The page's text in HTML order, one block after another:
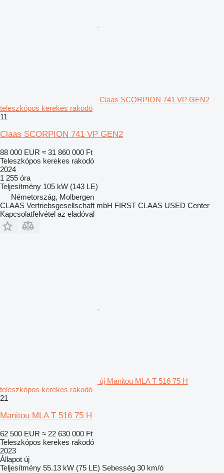
Claas SCORPION 741 VP GEN2
teleszkópos kerekes rakodó
11
Claas SCORPION 741 VP GEN2
88 000 EUR ≈ 31 860 000 Ft
Teleszkópos kerekes rakodó
2024
1 255 óra
Teljesítmény 105 kW (143 LE)
Németország, Molbergen
CLAAS Vertriebsgesellschaft mbH FIRST CLAAS USED Center
Kapcsolatfelvétel az eladóval
új Manitou MLA T 516 75 H
teleszkópos kerekes rakodó
21
Manitou MLA T 516 75 H
62 500 EUR ≈ 22 630 000 Ft
Teleszkópos kerekes rakodó
2023
Állapot új
Teljesítmény 55.13 kW (75 LE) Sebesség 30 km/ó